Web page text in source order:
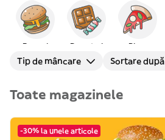
Burgeri Deserturi Pizza
Tip de mâncare Sortare după
Toate magazinele
-30% la unele articole